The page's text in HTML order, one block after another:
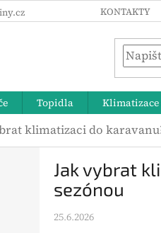
KONTAKTY
Topidla Klimatizace
klimatizaci do
Jak vybrat
sezónou
25.6.2026